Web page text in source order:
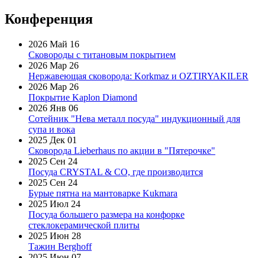
Конференция
2026 Май 16
Сковороды с титановым покрытием
2026 Мар 26
Нержавеющая сковорода: Korkmaz и OZTIRYAKILER
2026 Мар 26
Покрытие Kaplon Diamond
2026 Янв 06
Сотейник "Нева металл посуда" индукционный для
супа и вока
2025 Дек 01
Сковорода Lieberhaus по акции в "Пятерочке"
2025 Сен 24
Посуда CRYSTAL & CO, где производится
2025 Сен 24
Бурые пятна на мантоварке Kukmara
2025 Июл 24
Посуда большего размера на конфорке
стеклокерамической плиты
2025 Июн 28
Тажин Berghoff